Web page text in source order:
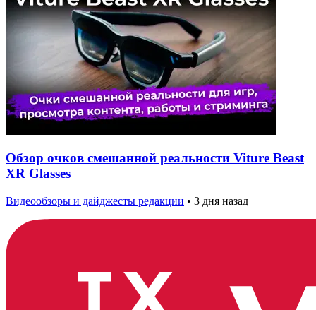
Обзор очков смешанной реальности Viture Beast
XR Glasses
Видеообзоры и дайджесты редакции • 3 дня назад